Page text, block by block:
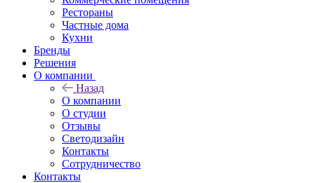
Рестораны
Частные дома
Кухни
Бренды
Решения
О компании
Назад
О компании
О студии
Отзывы
Светодизайн
Контакты
Сотрудничество
Контакты